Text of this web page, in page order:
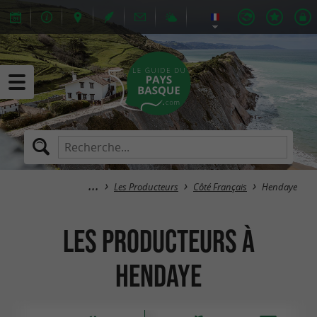
Les Producteurs Côté Français Hendaye
Les Producteurs à
Hendaye